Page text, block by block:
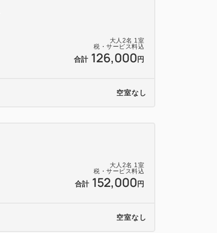
大人 2名 1室
税・サービス料込
合計 126,000 円
空室なし
大人 2名 1室
税・サービス料込
合計 152,000 円
空室なし